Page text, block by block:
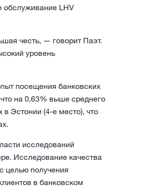
обслуживание LHV
честь, — говорит Паэт.
уровень
посещения банковских
на 0,63% выше среднего
Эстонии (4-е место), что
исследований
Исследование качества
целью получения
в банковском